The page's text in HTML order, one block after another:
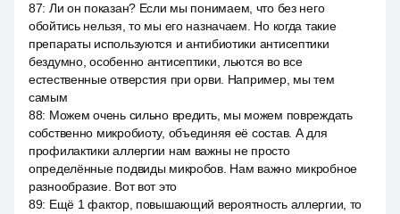
87: Ли он показан? Если мы понимаем, что без него
обойтись нельзя, то мы его назначаем. Но когда такие
препараты используются и антибиотики антисептики
бездумно, особенно антисептики, льются во все
естественные отверстия при орви. Например, мы тем
самым
88: Можем очень сильно вредить, мы можем повреждать
собственно микробиоту, объединяя её состав. А для
профилактики аллергии нам важны не просто
определённые подвиды микробов. Нам важно микробное
разнообразие. Вот вот это
89: Ещё 1 фактор, повышающий вероятность аллергии, то